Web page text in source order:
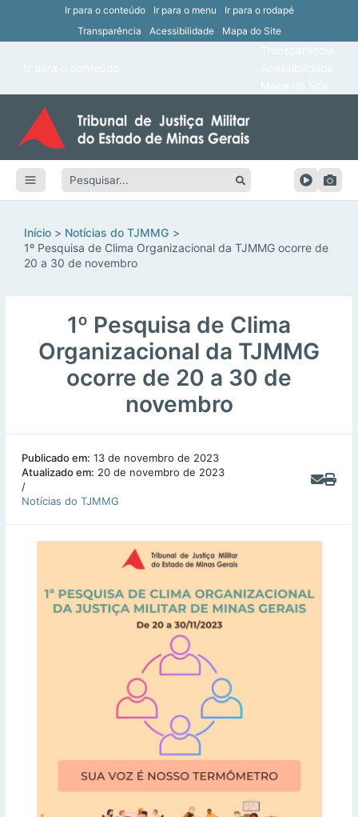
Ir para o conteúdo Ir para o menu
Ir para o rodapé
Transparência
Acessibilidade Mapa do Site
Pesquisar:
Início
Notícias do TJMMG
1º Pesquisa de Clima Organizacional da TJMMG ocorre de
20 a 30 de novembro
1º Pesquisa de Clima
Organizacional da TJMMG
ocorre de 20 a 30 de
novembro
Publicado em: 13 de novembro de 2023
Atualizado em: 20 de novembro de 2023
/
Notícias do TJMMG